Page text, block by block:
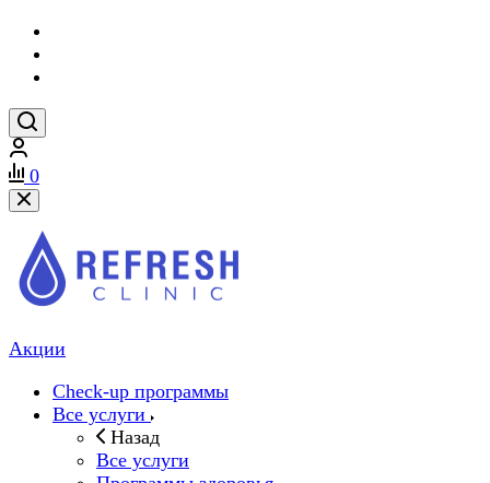
0
Акции
Check-up программы
Все услуги
Назад
Все услуги